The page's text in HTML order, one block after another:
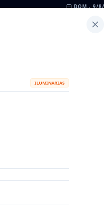
vigentes los valores de abril •
DOM., 9/
FABRICANTES
ILUMINARIAS